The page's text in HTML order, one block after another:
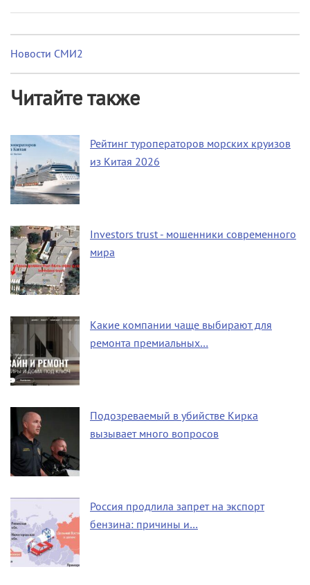
Новости СМИ2
Читайте также
Рейтинг туроператоров морских круизов
из Китая 2026
Investors trust - мошенники современного
мира
Какие компании чаще выбирают для
ремонта премиальных…
Подозреваемый в убийстве Кирка
вызывает много вопросов
Россия продлила запрет на экспорт
бензина: причины и…